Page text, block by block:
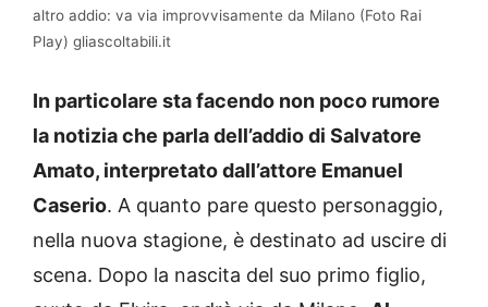
altro addio: va via improvvisamente da Milano (Foto Rai
Play) gliascoltabili.it
In particolare sta facendo non poco rumore
la notizia che parla dell’addio di Salvatore
Amato, interpretato dall’attore Emanuel
Caserio. A quanto pare questo personaggio,
nella nuova stagione, è destinato ad uscire di
scena. Dopo la nascita del suo primo figlio,